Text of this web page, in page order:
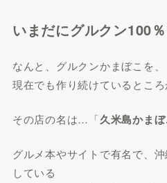
いまだにグルクン100
なんと、グルクンかまぼこを、
現在でも作り続けているところ
その店の名は…「久米島かま
グルメ本やサイトで有名で、
している